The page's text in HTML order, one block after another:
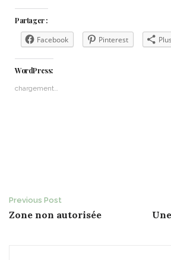
Partager :
Facebook Pinterest Plus
WordPress:
chargement…
Post
Previous Post
Zone non autorisée